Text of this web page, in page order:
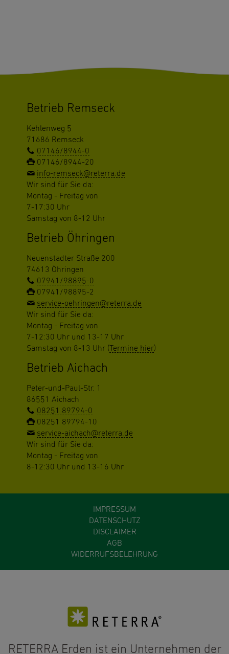
Betrieb Remseck
Kehlenweg 5
71686 Remseck
07146/8944-0
07146/8944-20
info-remseck@reterra.de
Wir sind für Sie da:
Montag - Freitag von
7-17:30 Uhr
Samstag von 8-12 Uhr
Betrieb Öhringen
Neuenstadter Straße 200
74613 Öhringen
07941/98895-0
07941/98895-2
service-oehringen@reterra.de
Wir sind für Sie da:
Montag - Freitag von
7-12:30 Uhr und 13-17 Uhr
Samstag von 8-13 Uhr (Termine hier)
Betrieb Aichach
Peter-und-Paul-Str. 1
86551 Aichach
08251 89794-0
08251 89794-10
service-aichach@reterra.de
Wir sind für Sie da:
Montag - Freitag von
8-12:30 Uhr und 13-16 Uhr
IMPRESSUM
DATENSCHUTZ
DISCLAIMER
AGB
WIDERRUFSBELEHRUNG
RETERRA Erden ist ein Unternehmen der